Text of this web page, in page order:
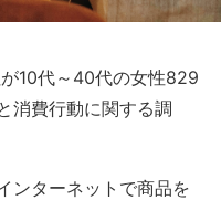
10代～40代の女性829
消費行動に関する調
ンターネットで商品を